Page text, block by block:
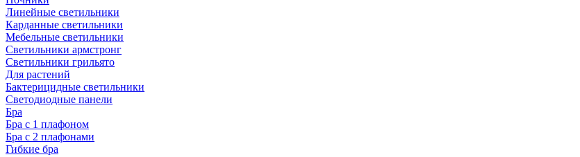
Линейные светильники
Карданные светильники
Мебельные светильники
Светильники армстронг
Светильники грильято
Для растений
Бактерицидные светильники
Светодиодные панели
Бра
Бра с 1 плафоном
Бра с 2 плафонами
Гибкие бра